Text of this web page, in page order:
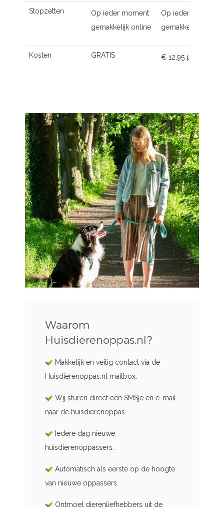
Stopzetten
Op ieder moment
gemakkelijk online
Op ieder moment
gemakkelijk online
Kosten GRATIS € 12,95 p.m.
Waarom
Huisdierenoppas.nl?
Makkelijk en veilig contact via de
Huisdierenoppas.nl mailbox.
Wij sturen direct een SMSje en e-mail
naar de huisdierenoppas.
Iedere dag nieuwe
huisdierenoppassers.
Automatisch als eerste op de hoogte
van nieuwe oppassers.
Ontmoet dierenliefhebbers uit de